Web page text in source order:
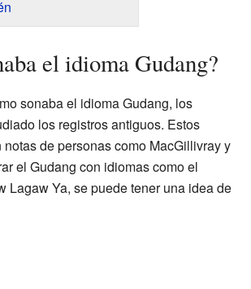
el idioma Gudang?
sonaba el idioma Gudang, los
los registros antiguos. Estos
de personas como MacGillivray y
el Gudang con idiomas como el
Lagaw Ya, se puede tener una idea de